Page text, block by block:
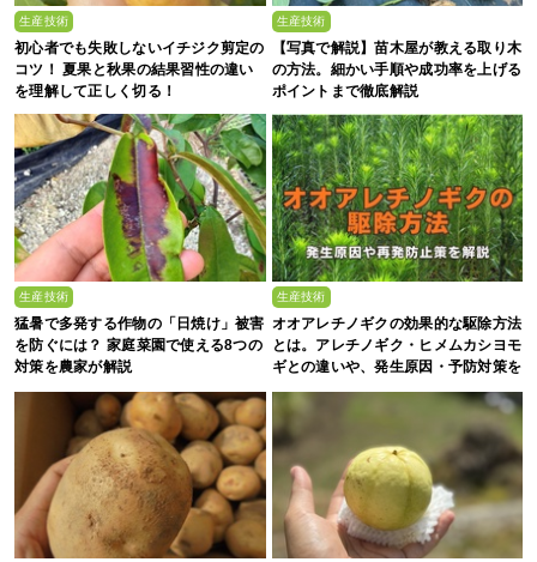
生産技術
初心者でも失敗しないイチジク剪定の
コツ！ 夏果と秋果の結果習性の違い
を理解して正しく切る！
生産技術
【写真で解説】苗木屋が教える取り木
の方法。細かい手順や成功率を上げる
ポイントまで徹底解説
生産技術
猛暑で多発する作物の「日焼け」被害
を防ぐには？ 家庭菜園で使える8つの
対策を農家が解説
生産技術
オオアレチノギクの効果的な駆除方法
とは。アレチノギク・ヒメムカシヨモ
ギとの違いや、発生原因・予防対策を